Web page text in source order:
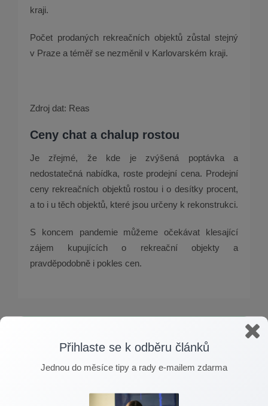
kraji.
Počet prodaných rekreačních objektů zůstal stejný
v Praze a téměř se nezměnil v Karlovarském kraji.
Zdroj dat: Reas
Ceny chat a chalup rostou
Je zřejmé, že kde je zvýšená poptávka a
nedostatečná nabídka, roste prodejní cena. Prodejní
ceny rekreačních objektů rostou i o desítky procent,
a to i u těch objektů, které jsou určeny k rekonstrukci.
S koncem pandemie můžeme očekávat klesající
zájem kupujících o rekreační objekty a
pravděpodobně i pokles cen.
Jednou do měsíce tipy a rady e-mailem zdarma
Přihlaste se k odběru článků
Jednou do měsíce tipy a rady e-mailem zdarma